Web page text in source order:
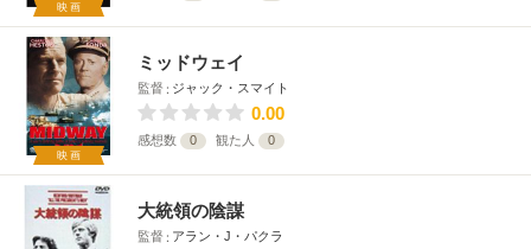
映画
映画
ミッドウェイ
監督 ジャック・スマイト
0.00
感想数 0 観た人 0
大統領の陰謀
監督 アラン・J・パクラ